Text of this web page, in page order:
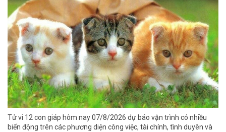
Tử vi 12 con giáp hôm nay 07/8/2026 dự báo vận trình có nhiều
biến động trên các phương diện công việc, tài chính, tình duyên và